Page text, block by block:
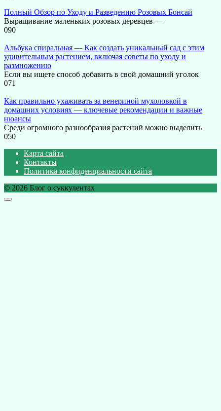
Полный Обзор по Уходу и Разведению Розовых Бонсай
Выращивание маленьких розовых деревцев —
090
Альбука спиральная — Как создать уникальный сад с этим
удивительным растением, включая советы по уходу и
размножению
Если вы ищете способ добавить в свой домашний уголок
071
Как правильно ухаживать за венериной мухоловкой в
домашних условиях — ключевые рекомендации и важные
нюансы
Среди огромного разнообразия растений можно выделить
050
Карта сайта
Контакты
Политика конфиденциальности сайта
© 2026 Блог о суккулентах